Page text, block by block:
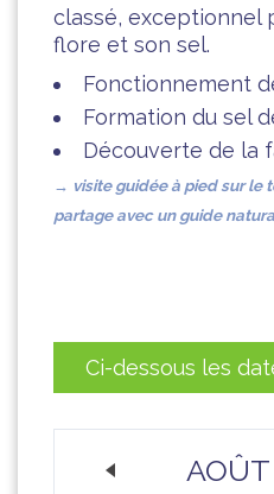
classé, exceptionnel
flore et son sel.
Fonctionnement
Formation du sel
Découverte de la
→ visite guidée à pied surle
partage avec un guide
Ci-dessous les